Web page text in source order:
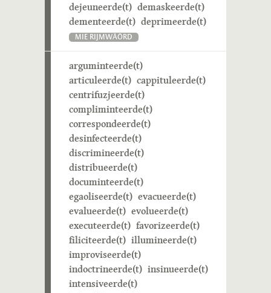
dejeuneerde(t) demaskeerde(t)
dementeerde(t) deprimeerde(t)
MIE RIJMWÄÖRD
arguminteerde(t)
articuleerde(t) cappituleerde(t)
centrifuzjeerde(t)
compliminteerde(t)
correspondeerde(t)
desinfecteerde(t)
discrimineerde(t)
distribueerde(t)
documinteerde(t)
egaoliseerde(t) evacueerde(t)
evalueerde(t) evolueerde(t)
executeerde(t) favorizeerde(t)
filiciteerde(t) illumineerde(t)
improviseerde(t)
indoctrineerde(t) insinueerde(t)
intensiveerde(t)